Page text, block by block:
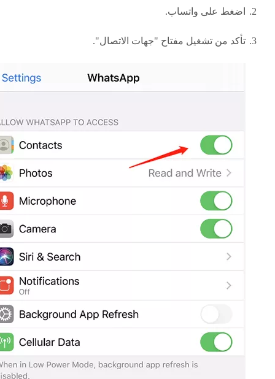
اضغط على واتساب.
تأكد من تشغيل مفتاح "جهات الاتصال".